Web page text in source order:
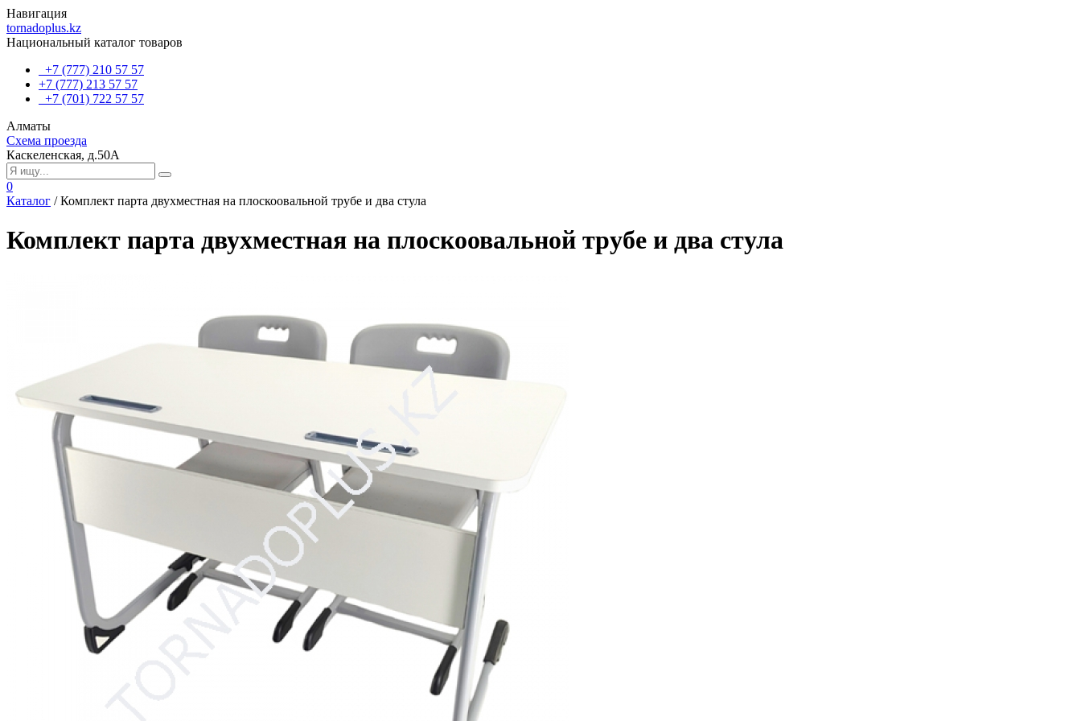
Навигация
tornadoplus.kz
Национальный каталог товаров
+7 (777) 210 57 57
+7 (777) 213 57 57
+7 (701) 722 57 57
Алматы
Схема проезда
Каскеленская, д.50А
0
Каталог /Комплект парта двухместная на плоскоовальной трубе и два стула
Комплект парта двухместная на плоскоовальной трубе и два стула